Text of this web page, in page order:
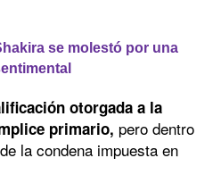
se molestó por una
otorgada a la
primario, pero dentro
la condena impuesta en